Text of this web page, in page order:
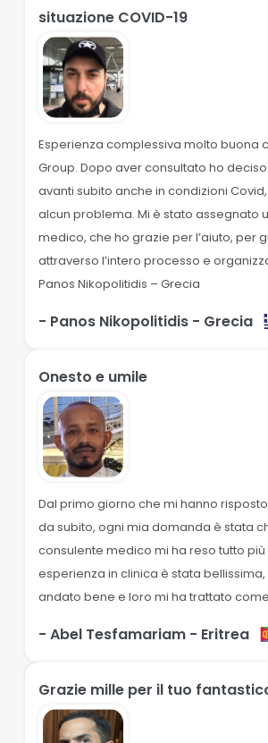
situazione COVID-19
Esperienza complessiva molto buona
Group. Dopo aver consultato ho
avanti subito anche in condizioni Covid,
alcun problema. Mi è stato assegnato
medico, che ho grazie per l’aiuto, per
attraverso l’intero processo e
Panos Nikopolitidis – Grecia
- Panos Nikopolitidis - Grecia
Onesto e umile
Dal primo giorno che mi hanno
da subito, ogni mia domanda è stata
consulente medico mi ha reso tutto più
esperienza in clinica è stata bellissima,
andato bene e loro mi ha trattato
- Abel Tesfamariam - Eritrea
Grazie mille per il tuo